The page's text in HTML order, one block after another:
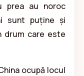
prea au noroc
sunt puține și
drum care este
ocupă locul